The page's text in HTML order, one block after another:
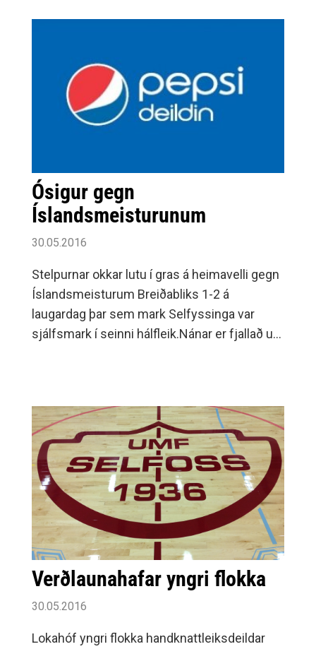
Ósigur gegn
Íslandsmeisturunum
30.05.2016
Stelpurnar okkar lutu í gras á heimavelli gegn
Íslandsmeisturum Breiðabliks 1-2 á
laugardag þar sem mark Selfyssinga var
sjálfsmark í seinni hálfleik.Nánar er fjallað um
Verðlaunahafar yngri flokka
30.05.2016
Lokahóf yngri flokka handknattleiksdeildar